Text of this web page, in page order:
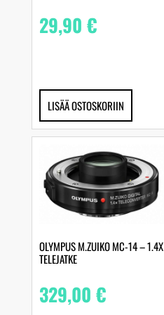
29,90 €
LISÄÄ OSTOSKORIIN
OLYMPUS M.ZUIKO MC-14 – 1.4X
TELEJATKE
329,00 €